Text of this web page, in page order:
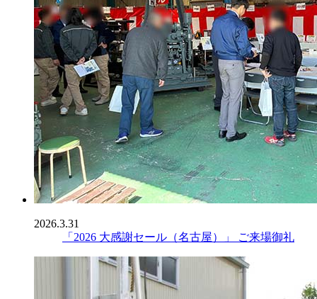
2026.3.31
「2026 大感謝セール（名古屋）」 ご来場御礼